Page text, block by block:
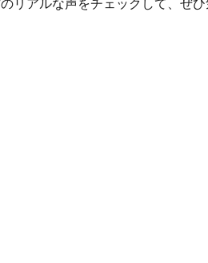
リアルな声をチェックして、ぜ